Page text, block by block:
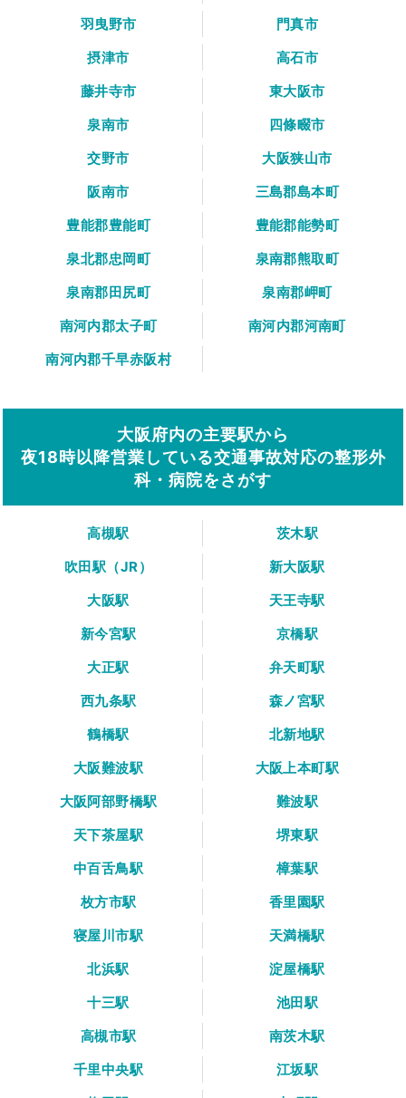
羽曳野市
門真市
摂津市
高石市
藤井寺市
東大阪市
泉南市
四條畷市
交野市
大阪狭山市
阪南市
三島郡島本町
豊能郡豊能町
豊能郡能勢町
泉北郡忠岡町
泉南郡熊取町
泉南郡田尻町
泉南郡岬町
南河内郡太子町
南河内郡河南町
南河内郡千早赤阪村
大阪府内の主要駅から
夜18時以降営業している交通事故対応の整形外
科・病院をさがす
高槻駅
茨木駅
吹田駅（JR）
新大阪駅
大阪駅
天王寺駅
新今宮駅
京橋駅
大正駅
弁天町駅
西九条駅
森ノ宮駅
鶴橋駅
北新地駅
大阪難波駅
大阪上本町駅
大阪阿部野橋駅
難波駅
天下茶屋駅
堺東駅
中百舌鳥駅
樟葉駅
枚方市駅
香里園駅
寝屋川市駅
天満橋駅
北浜駅
淀屋橋駅
十三駅
池田駅
高槻市駅
南茨木駅
千里中央駅
江坂駅